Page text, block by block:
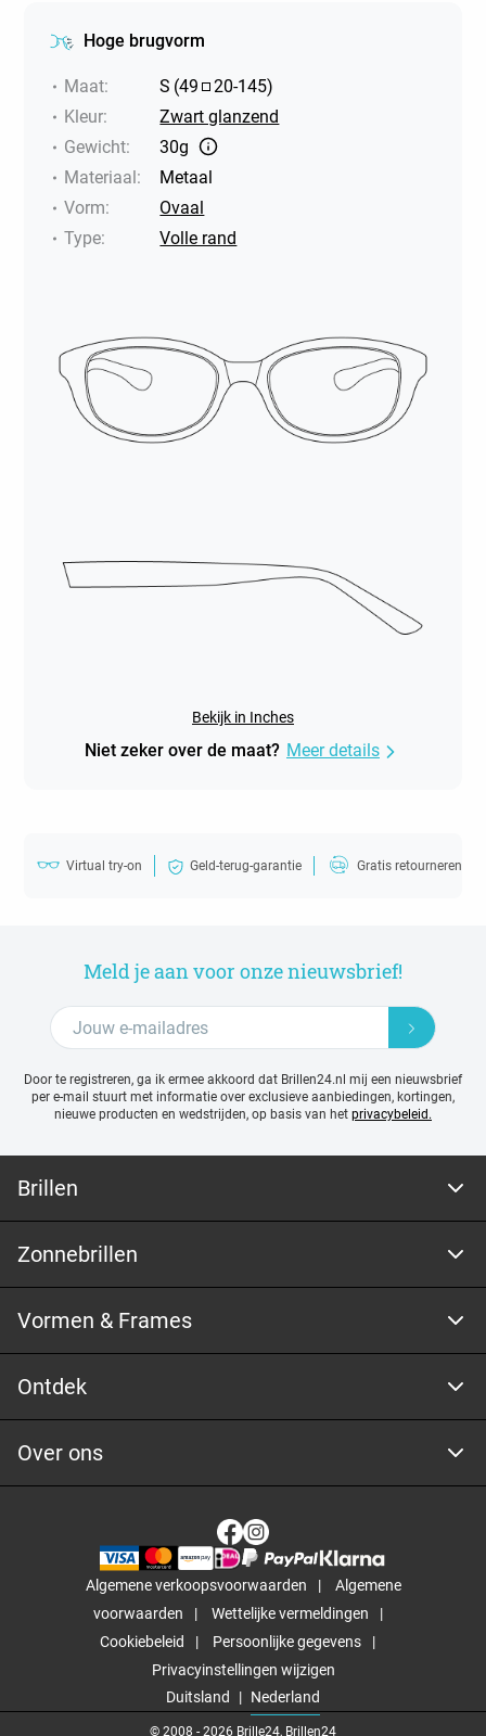
Hoge brugvorm
Maat: S (49 20-145)
Kleur:
Zwart glanzend
Gewicht:
30g
Materiaal:
Metaal
Vorm:
Ovaal
Type: Volle rand
Bekijk in Inches
Niet zeker over de maat? Meer details
Virtual try-on Geld-terug-garantie Gratis retourneren
Meld je aan voor onze nieuwsbrief!
Door te registreren, ga ik ermee akkoord dat Brillen24.nl mij een nieuwsbrief
per e-mail stuurt met informatie over exclusieve aanbiedingen, kortingen,
nieuwe producten en wedstrijden, op basis van het privacybeleid.
Brillen
Zonnebrillen
Vormen & Frames
Ontdek
Over ons
Algemene verkoopsvoorwaarden
Algemene
voorwaarden
Wettelijke vermeldingen
Cookiebeleid
Persoonlijke gegevens
Privacyinstellingen wijzigen
Duitsland
Nederland
© 2008 - 2026 Brille24, Brillen24